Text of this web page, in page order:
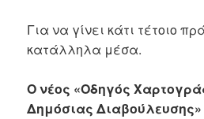
Για να γίνει κάτι τέτοιο
κατάλληλα μέσα.
Ο νέος «Οδηγός
Δημόσιας Διαβούλευσης»